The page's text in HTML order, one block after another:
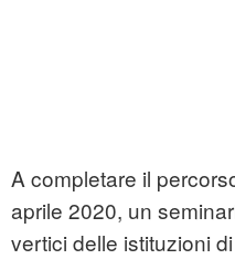
A completare il
aprile 2020, un
vertici delle istituzioni